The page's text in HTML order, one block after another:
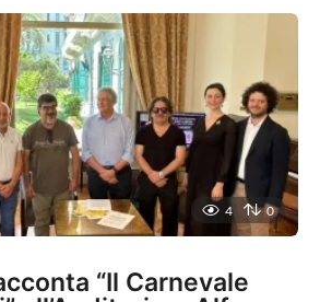
4 0
“Il Carnevale